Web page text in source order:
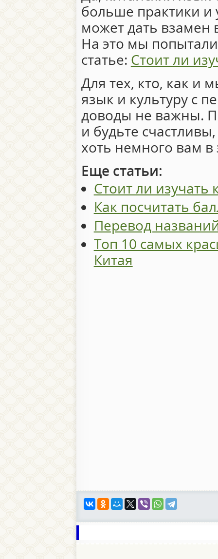
больше практики и
может дать взамен
На это мы
статье: Стоит ли
Для тех, кто, как и
язык и культуру с
доводы не важны.
и будьте
хоть немного вам
Еще статьи:
Стоит ли изучать
Как посчитать
Перевод
Топ 10 самых
Китая